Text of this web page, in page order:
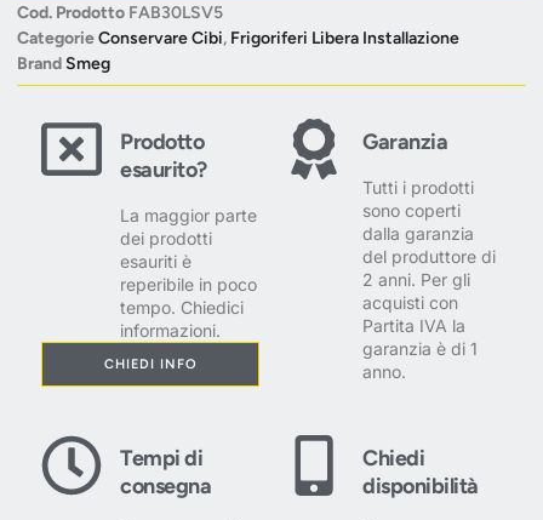
Cod. Prodotto FAB30LSV5
CategorieConservare Cibi, Frigoriferi Libera Installazione
BrandSmeg
Prodotto
esaurito?
La maggior parte
dei prodotti
esauriti è
reperibile in poco
tempo. Chiedici
informazioni.
CHIEDI INFO
Garanzia
Tutti i prodotti
sono coperti
dalla garanzia
del produttore di
2 anni. Per gli
acquisti con
Partita IVA la
garanzia è di 1
anno.
Tempi di
consegna
Chiedi
disponibilità